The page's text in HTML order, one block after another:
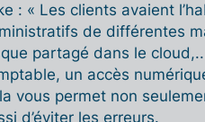
: « Les clients avaient
de différentes
partagé dans le
un accès
vous permet non
d’éviter les erreurs.